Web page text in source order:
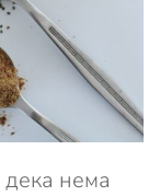
дека нема